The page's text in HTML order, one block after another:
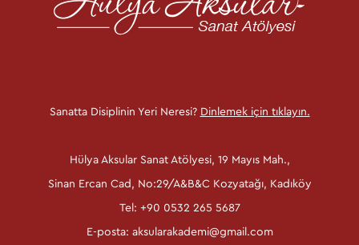
Sanatta Disiplinin Yeri Neresi? Dinlemek için tıklayın.
Hülya Aksular Sanat Atölyesi, 19 Mayıs Mah.,
Sinan Ercan Cad, No:29/A&B&C Kozyatağı, Kadıköy
Tel: +90 0532 265 5687
E-posta: aksularakademi@gmail.com